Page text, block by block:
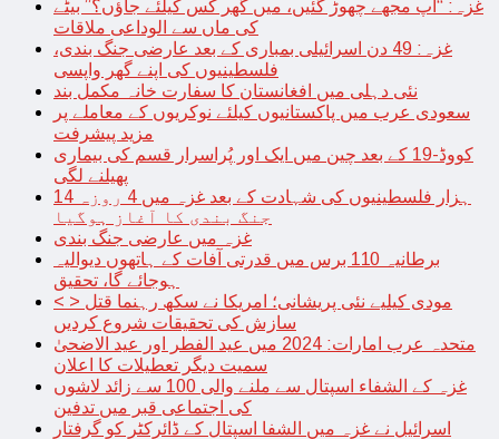
غزہ: “آپ مجھے چھوڑ گئیں، میں گھر کس کیلئے جاؤں؟” بیٹے
کی ماں سے الوداعی ملاقات
غزہ: 49 دن اسرائیلی بمباری کے بعد عارضی جنگ بندی،
فلسطینیوں کی اپنے گھر واپسی
نئی دہلی میں افغانستان کا سفارت خانہ مکمل بند
سعودی عرب میں پاکستانیوں کیلئے نوکریوں کے معاملے پر
مزید پیشرفت
کووڈ-19 کے بعد چین میں ایک اور پُراسرار قسم کی بیماری
پھیلنے لگی
14 ہزار فلسطینیوں کی شہادت کے بعد غزہ میں 4 روزہ
جنگ بندی کا آغاز ہوگیا
غزہ میں عارضی جنگ بندی
برطانیہ 110 برس میں قدرتی آفات کے ہاتھوں دیوالیہ
ہوجائے گا، تحقیق
< > مودی کیلیے نئی پریشانی؛ امریکا نے سکھ رہنما قتل
سازش کی تحقیقات شروع کردیں
متحدہ عرب امارات: 2024 میں عید الفطر اور عید الاضحیٰ
سمیت دیگر تعطیلات کا اعلان
غزہ کے الشفاء اسپتال سے ملنے والی 100 سے زائد لاشوں
کی اجتماعی قبر میں تدفین
اسرائیل نے غزہ میں الشفا اسپتال کے ڈائرکٹر کو گرفتار